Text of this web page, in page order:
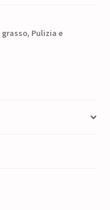
grasso, Pulizia e